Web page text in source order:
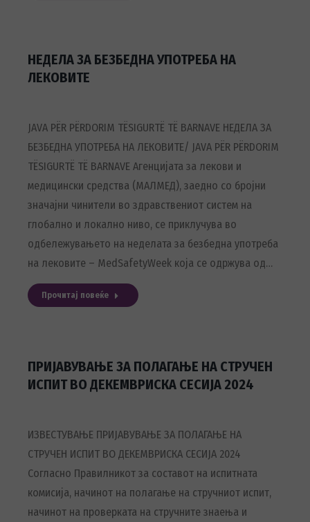
НЕДЕЛА ЗА БЕЗБЕДНА УПОТРЕБА НА
ЛЕКОВИТЕ
JAVA PËR PËRDORIM TËSIGURTË TË BARNAVE НЕДЕЛА ЗА
БЕЗБЕДНА УПОТРЕБА НА ЛЕКОВИТЕ/ JAVA PËR PËRDORIM
TËSIGURTË TË BARNAVE Агенцијата за лекови и
медицински средства (МАЛМЕД), заедно со бројни
значајни чинители во здравствениот систем на
глобално и локално ниво, се приклучува во
одбележувањето на неделата за безбедна употреба
на лековите – MedSafetyWeek која се одржува од…
Прочитај повеќе
ПРИЈАВУВАЊЕ ЗА ПОЛАГАЊЕ НА СТРУЧЕН
ИСПИТ ВО ДЕКЕМВРИСКА СЕСИЈА 2024
ИЗВЕСТУВАЊЕ ПРИЈАВУВАЊЕ ЗА ПОЛАГАЊЕ НА
СТРУЧЕН ИСПИТ ВО ДЕКЕМВРИСКА СЕСИЈА 2024
Согласно Правилникот за составот на испитната
комисија, начинот на полагање на стручниот испит,
начинот на проверката на стручните знаења и